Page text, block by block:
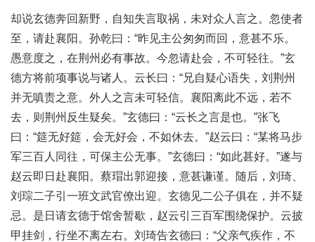
却说玄德奔回新野，自知失言取祸，未对众人言之。忽使者
至，请赴襄阳。孙乾曰：“昨见主公匆匆而回，意甚不乐。
愚意度之，在荆州必有事故。今忽请赴会，不可轻往。”玄
德方将前项事说与诸人。云长曰：“兄自疑心语失，刘荆州
并无嗔责之意。外人之言未可轻信。襄阳离此不远，若不
去，则荆州反生疑矣。”玄德曰：“云长之言是也。”张飞
曰：“筵无好筵，会无好会，不如休去。”赵云曰：“某将马步
军三百人同往，可保主公无事。”玄德曰：“如此甚好。”遂与
赵云即日赴襄阳。蔡瑁出郭迎接，意甚谦谨。随后，刘琦、
刘琮二子引一班文武官僚出迎。玄德见二公子俱在，并不疑
忌。是日请玄德于馆舍暂歇，赵云引三百军围绕保护。云披
甲挂剑，行坐不离左右。刘琦告玄德曰：“父亲气疾作，不